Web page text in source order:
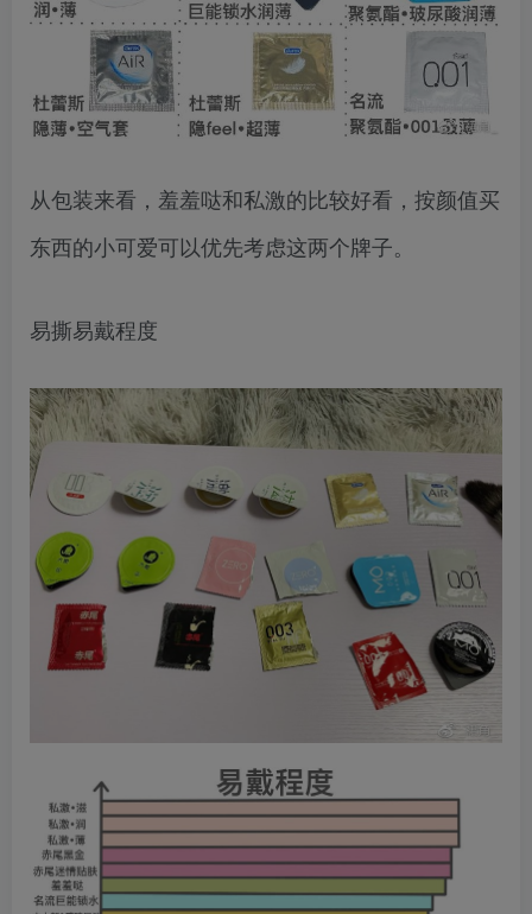
从包装来看，羞羞哒和私激的比较好看，按颜值买
东西的小可爱可以优先考虑这两个牌子。
易撕易戴程度